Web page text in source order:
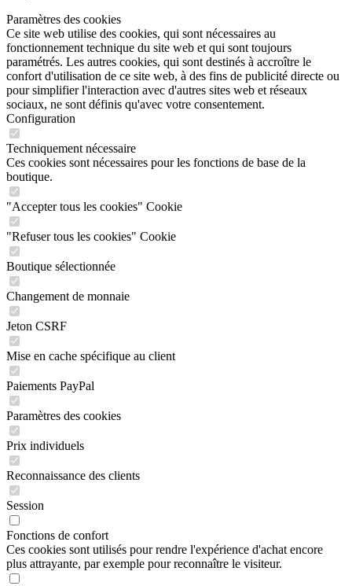
Paramètres des cookies
Ce site web utilise des cookies, qui sont nécessaires au
fonctionnement technique du site web et qui sont toujours
paramétrés. Les autres cookies, qui sont destinés à accroître le
confort d'utilisation de ce site web, à des fins de publicité directe ou
pour simplifier l'interaction avec d'autres sites web et réseaux
sociaux, ne sont définis qu'avec votre consentement.
Configuration
Techniquement nécessaire
Ces cookies sont nécessaires pour les fonctions de base de la
boutique.
"Accepter tous les cookies" Cookie
"Refuser tous les cookies" Cookie
Boutique sélectionnée
Changement de monnaie
Jeton CSRF
Mise en cache spécifique au client
Paiements PayPal
Paramètres des cookies
Prix individuels
Reconnaissance des clients
Session
Fonctions de confort
Ces cookies sont utilisés pour rendre l'expérience d'achat encore
plus attrayante, par exemple pour reconnaître le visiteur.